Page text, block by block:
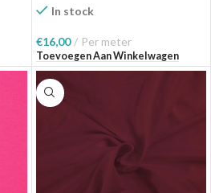
In stock
€16,00 Per meter
Toevoegen Aan Winkelwagen